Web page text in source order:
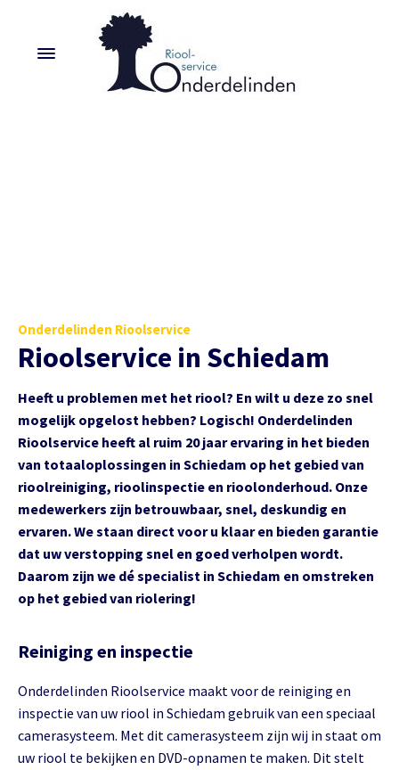
Onderdelinden Rioolservice
Rioolservice in Schiedam
Heeft u problemen met het riool? En wilt u deze zo snel
mogelijk opgelost hebben? Logisch! Onderdelinden
Rioolservice heeft al ruim 20 jaar ervaring in het bieden
van totaaloplossingen in Schiedam op het gebied van
rioolreiniging, rioolinspectie en rioolonderhoud. Onze
medewerkers zijn betrouwbaar, snel, deskundig en
ervaren. We staan direct voor u klaar en bieden garantie
dat uw verstopping snel en goed verholpen wordt.
Daarom zijn we dé specialist in Schiedam en omstreken
op het gebied van riolering!
Reiniging en inspectie
Onderdelinden Rioolservice maakt voor de reiniging en
inspectie van uw riool in Schiedam gebruik van een speciaal
camerasysteem. Met dit camerasysteem zijn wij in staat om
uw riool te bekijken en DVD-opnamen te maken. Dit stelt